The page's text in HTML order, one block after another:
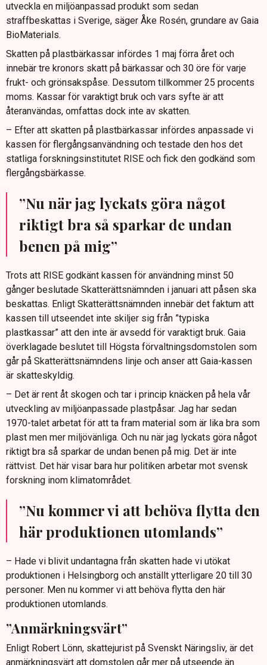
utveckla en miljöanpassad produkt som sedan
straffbeskattas i Sverige, säger Åke Rosén, grundare av Gaia
BioMaterials.
Skatten på plastbärkassar infördes 1 maj förra året och
innebär tre kronors skatt på bärkassar och 30 öre för varje
frukt- och grönsakspåse. Dessutom tillkommer 25 procents
moms. Kassar för varaktigt bruk och vars syfte är att
återanvändas, omfattas dock inte av skatten.
– Efter att skatten på plastbärkassar infördes anpassade vi
kassen för flergångsanvändning och testade den hos det
statliga forskningsinstitutet RISE och fick den godkänd som
flergångsbärkasse.
”Nu när jag lyckats göra något
riktigt bra så sparkar de undan
benen på mig”
Trots att RISE godkänt kassen för användning minst 50
gånger beslutade Skatterättsnämnden i januari att påsen ska
beskattas. Enligt Skatterättsnämnden innebär det faktum att
kassen till utseendet inte skiljer sig från ”typiska
plastkassar” att den inte är avsedd för varaktigt bruk. Gaia
överklagade beslutet till Högsta förvaltningsdomstolen som
går på Skatterättsnämndens linje och anser att Gaia-kassen
är skatteskyldig.
– Det är rent åt skogen och tar i princip knäcken på hela vår
utveckling av miljöanpassade plastpåsar. Jag har sedan
1970-talet arbetat för att ta fram material som är lika bra som
plast men mer miljövänliga. Och nu när jag lyckats göra något
riktigt bra så sparkar de undan benen på mig. Det är inte
rättvist. Det här visar bara hur politiken arbetar mot svensk
forskning inom klimatområdet.
”Nu kommer vi att behöva flytta den
här produktionen utomlands”
– Hade vi blivit undantagna från skatten hade vi utökat
produktionen i Helsingborg och anställt ytterligare 20 till 30
personer. Men nu kommer vi att behöva flytta den här
produktionen utomlands.
”Anmärkningsvärt”
Enligt Robert Lönn, skattejurist på Svenskt Näringsliv, är det
anmärkningsvärt att domstolen går mer på utseende än